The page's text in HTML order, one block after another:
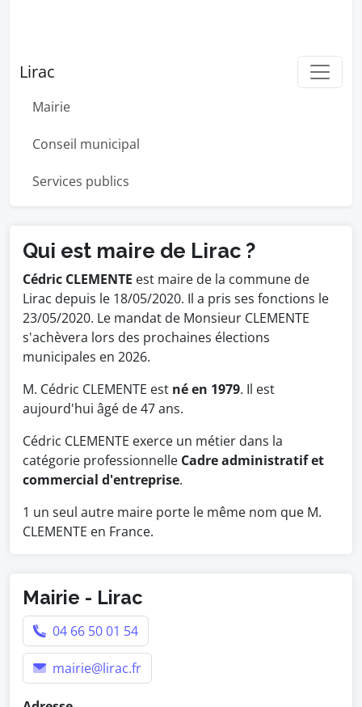
Lirac
Mairie
Conseil municipal
Services publics
Qui est maire de Lirac ?
Cédric CLEMENTE est maire de la commune de
Lirac depuis le 18/05/2020. Il a pris ses fonctions le
23/05/2020. Le mandat de Monsieur CLEMENTE
s'achèvera lors des prochaines élections
municipales en 2026.
M. Cédric CLEMENTE est né en 1979. Il est
aujourd'hui âgé de 47 ans.
Cédric CLEMENTE exerce un métier dans la
catégorie professionnelle Cadre administratif et
commercial d'entreprise.
1 un seul autre maire porte le même nom que M.
CLEMENTE en France.
Mairie - Lirac
04 66 50 01 54
mairie@lirac.fr